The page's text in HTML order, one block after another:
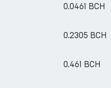
0.0461 BCH
0.2305 BCH
0.461 BCH